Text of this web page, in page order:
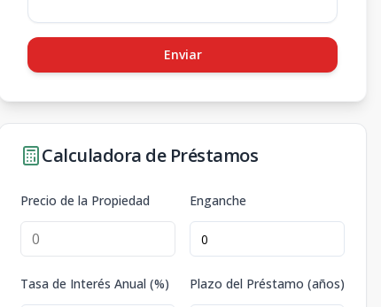
Enviar
Calculadora de Préstamos
Precio de la Propiedad Enganche
Tasa de Interés Anual (%) Plazo del Préstamo (años)